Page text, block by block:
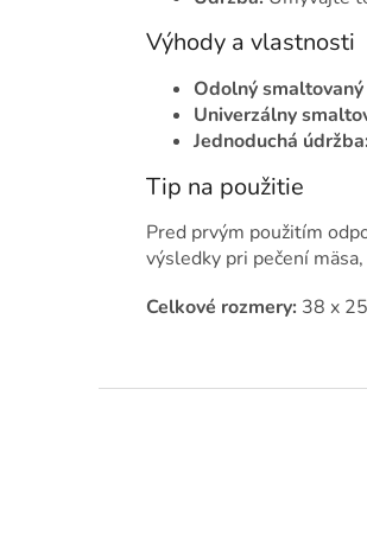
Výhody a vlastnosti
Odolný
Univerzálny
Jednoduchá údržba:
Tip na použitie
Pred prvým použitím
výsledky pri pečení
Celkové rozmery: 38 x